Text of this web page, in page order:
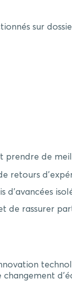
sur
de
retours
d’avancées
de rassurer